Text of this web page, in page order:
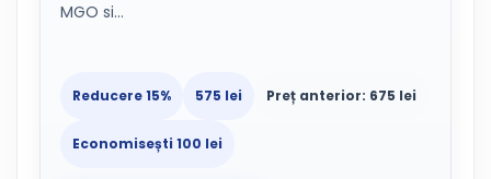
MGO si…
Reducere 15% 575 lei Preț anterior: 675 lei
Economisești 100 lei